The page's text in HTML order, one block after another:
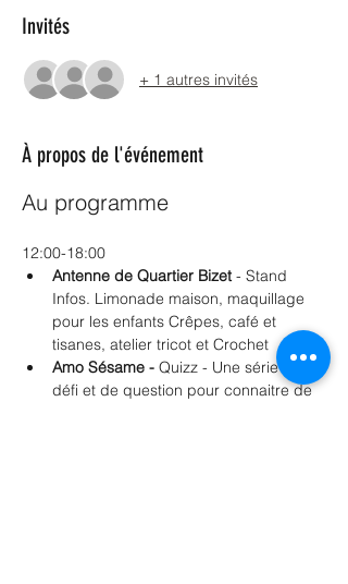
Invités
+ 1 autres invités
À propos de l'événement
Au programme
12:00-18:00
Antenne de Quartier Bizet - Stand
Infos. Limonade maison, maquillage
pour les enfants Crêpes, café et
tisanes, atelier tricot et Crochet
Amo Sésame - Quizz - Une série de
défi et de question pour connaitre de